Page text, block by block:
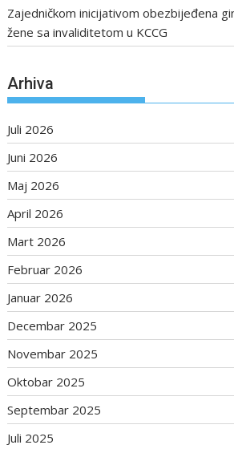
Zajedničkom inicijativom obezbijeđena
žene sa invaliditetom u KCCG
Arhiva
Juli 2026
Juni 2026
Maj 2026
April 2026
Mart 2026
Februar 2026
Januar 2026
Decembar 2025
Novembar 2025
Oktobar 2025
Septembar 2025
Juli 2025